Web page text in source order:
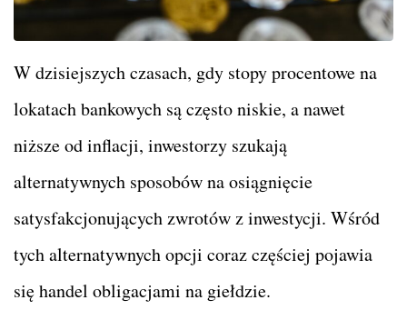
W dzisiejszych czasach, gdy stopy procentowe na
lokatach bankowych są często niskie, a nawet
niższe od inflacji, inwestorzy szukają
alternatywnych sposobów na osiągnięcie
satysfakcjonujących zwrotów z inwestycji. Wśród
tych alternatywnych opcji coraz częściej pojawia
się handel obligacjami na giełdzie.